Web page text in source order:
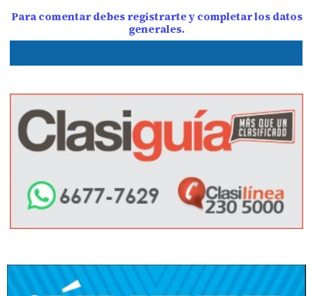
Para comentar debes registrarte y completar los datos
generales.